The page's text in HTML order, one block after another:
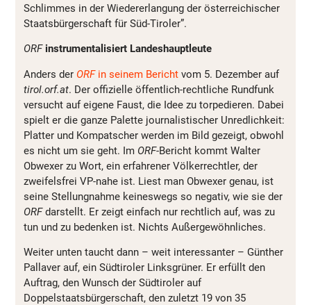
Schlimmes in der Wiedererlangung der österreichischer
Staatsbürgerschaft für Süd-Tiroler”.
ORF instrumentalisiert Landeshauptleute
Anders der ORFin seinem Bericht vom 5. Dezember auf
tirol.orf.at. Der offizielle öffentlich-rechtliche Rundfunk
versucht auf eigene Faust, die Idee zu torpedieren. Dabei
spielt er die ganze Palette journalistischer Unredlichkeit:
Platter und Kompatscher werden im Bild gezeigt, obwohl
es nicht um sie geht. Im ORF-Bericht kommt Walter
Obwexer zu Wort, ein erfahrener Völkerrechtler, der
zweifelsfrei VP-nahe ist. Liest man Obwexer genau, ist
seine Stellungnahme keineswegs so negativ, wie sie der
ORFdarstellt. Er zeigt einfach nur rechtlich auf, was zu
tun und zu bedenken ist. Nichts Außergewöhnliches.
Weiter unten taucht dann – weit interessanter – Günther
Pallaver auf, ein Südtiroler Linksgrüner. Er erfüllt den
Auftrag, den Wunsch der Südtiroler auf
Doppelstaatsbürgerschaft, den zuletzt 19 von 35